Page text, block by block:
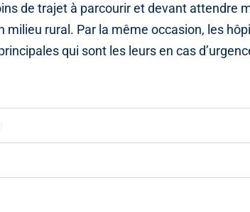
de trajet à parcourir et devant attendre
rural. Par la même occasion, les
qui sont les leurs en cas